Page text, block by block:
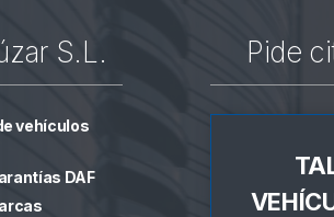
S.L.
vehículos
DAF
Pide